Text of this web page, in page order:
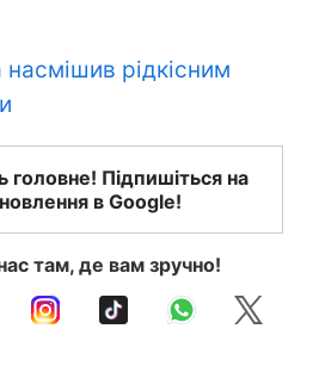
рідкісним
головне! Підпишіться на
в Google!
там, де вам зручно!